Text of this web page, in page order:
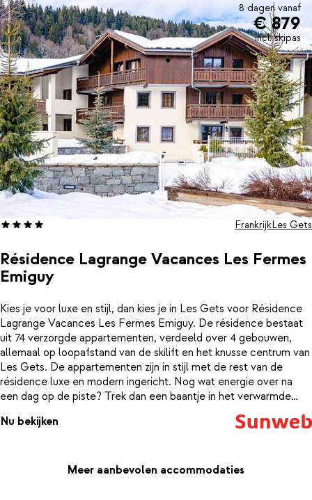
8 dagen vanaf
€ 879
incl. skipas
Résidence Lagrange Vacances Les Fermes
Emiguy
FrankrijkLes Gets
Kies je voor luxe en stijl, dan kies je in Les Gets voor Résidence
Lagrange Vacances Les Fermes Emiguy. De résidence bestaat
uit 74 verzorgde appartementen, verdeeld over 4 gebouwen,
allemaal op loopafstand van de skilift en het knusse centrum van
Les Gets. De appartementen zijn in stijl met de rest van de
résidence luxe en modern ingericht. Nog wat energie over na
een dag op de piste? Trek dan een baantje in het verwarmde
ontspanning? Dan kun je gebruik maken van de sauna en hamam
Vacances Les Fermes Emiguy.
Nu bekijken
Meer aanbevolen accommodaties